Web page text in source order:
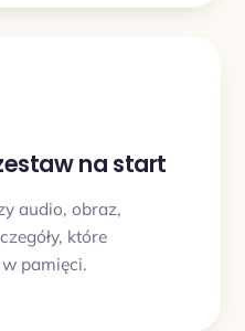
na start
audio, obraz,
które
pamięci.